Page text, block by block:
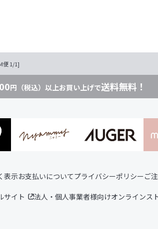
1/1]
円（税込）以上お買い上げで送料無料！
表示お支払いについてプライバシーポリシーご
サイト 法人・個人事業者様向けオンラインス